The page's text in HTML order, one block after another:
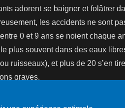
adorent se baigner et folâtrer
les accidents ne sont
0 et 9 ans se noient chaque
plus souvent dans des eaux
ruisseaux), et plus de 20 s’en
graves.